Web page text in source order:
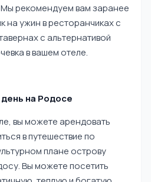
Мы рекомендуем вам заранее
на ужин в ресторанчиках с
с альтернативой
в вашем отеле.
на Родосе
вы можете арендовать
в путешествие по
плане острову
Вы можете посетить